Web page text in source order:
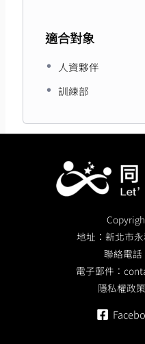
適合對象
人資夥伴
訓練部
地址： 新北市
聯絡電話
電子郵件：
隱私權政策